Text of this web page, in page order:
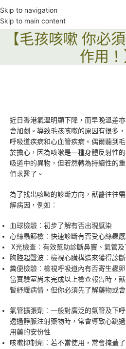
Skip to navigation
Skip to main content
【毛孩咳嗽 你必
作用！
近日香港氣溫明顯下降，而早晚溫差
會加劇。導致毛孩咳嗽的原因有很多
呼吸道疾病和心血管疾病。偶爾聽到
於擔心，因為咳嗽是一種身體反射性
吸道中的異物，但若然轉為持續性的
們求醫了。
為了找出咳嗽的診斷方向，獸醫往往
解病因，例如︰
血球檢驗︰初步了解有否出現感染
心絲蟲篩檢︰快速診斷有否受心絲蟲
X光檢查︰有效幫助診斷鼻竇、氣管
胸腔超聲波︰檢視心臟構造來獲得診
糞便檢驗︰檢視呼吸道內有否寄生蟲卵
當實驗室尚未完成以上檢查報告時，
暫紓緩病情，但你必須先了解藥物或
氣管擴張劑︰一般對廣泛的氣管及下
透過靜脈注射藥物時，常會導致心跳
用藥的安份性
咳嗽抑制劑︰若不當使用，常會掩蓋